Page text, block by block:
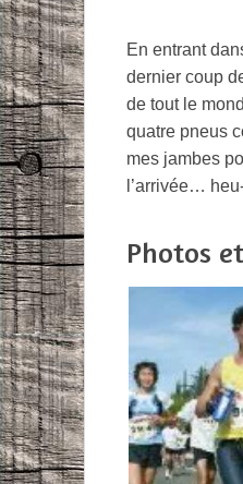
En entrant
dernier coup
de tout le
quatre pneus
mes jambes
l’arrivée…
Photos